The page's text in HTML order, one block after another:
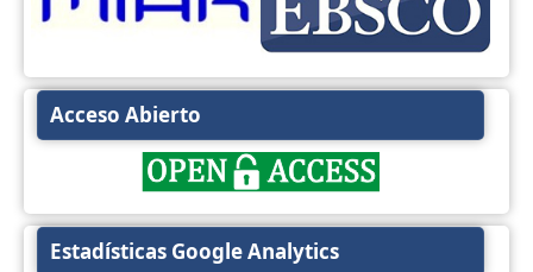
Acceso Abierto
Estadísticas Google Analytics